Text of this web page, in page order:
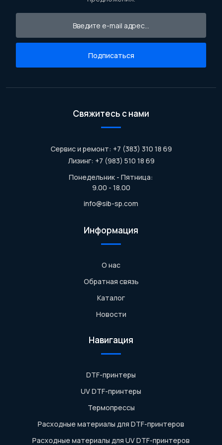
Подписаться
Свяжитесь с нами
Сервис и ремонт: +7 (383) 310 18 69
Лизинг: +7 (983) 510 18 69
Понедельник - Пятница:
9.00 - 18.00
info@sib-sp.com
Информация
О нас
Обратная связь
Каталог
Новости
Навигация
DTF-принтеры
UV DTF-принтеры
Термопрессы
Расходные материалы для DTF-принтеров
Расходные материалы для UV DTF-принтеров